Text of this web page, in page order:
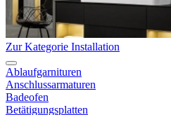
Zur Kategorie Installation
Ablaufgarnituren
Anschlussarmaturen
Badeofen
Betätigungsplatten